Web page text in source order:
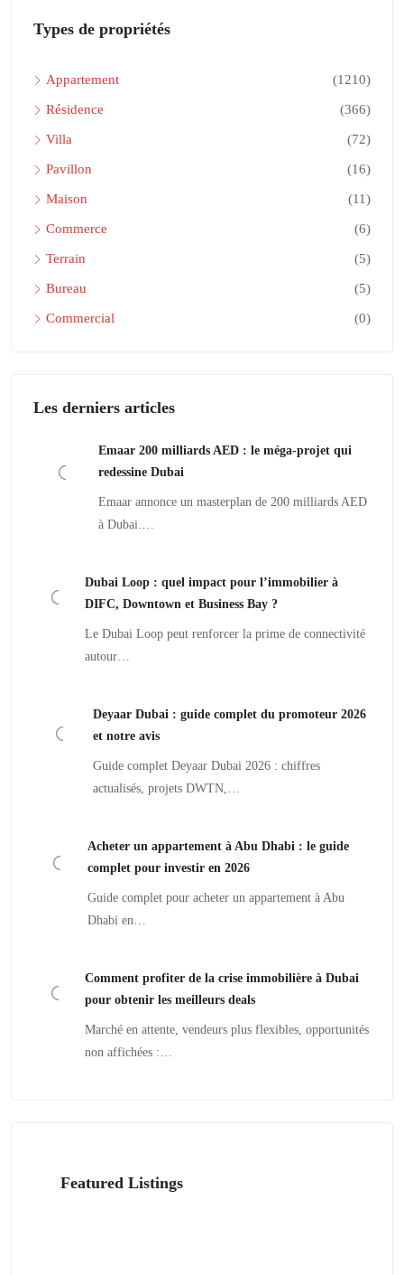
Types de propriétés
Appartement (1210)
Résidence (366)
Villa (72)
Pavillon (16)
Maison (11)
Commerce (6)
Terrain (5)
Bureau (5)
Commercial (0)
Les derniers articles
Emaar 200 milliards AED : le méga-projet qui
redessine Dubai
Emaar annonce un masterplan de 200 milliards AED
à Dubai.…
Dubai Loop : quel impact pour l’immobilier à
DIFC, Downtown et Business Bay ?
Le Dubai Loop peut renforcer la prime de connectivité
autour…
Deyaar Dubai : guide complet du promoteur 2026
et notre avis
Guide complet Deyaar Dubai 2026 : chiffres
actualisés, projets DWTN,…
Acheter un appartement à Abu Dhabi : le guide
complet pour investir en 2026
Guide complet pour acheter un appartement à Abu
Dhabi en…
Comment profiter de la crise immobilière à Dubai
pour obtenir les meilleurs deals
Marché en attente, vendeurs plus flexibles, opportunités
non affichées :…
Featured Listings